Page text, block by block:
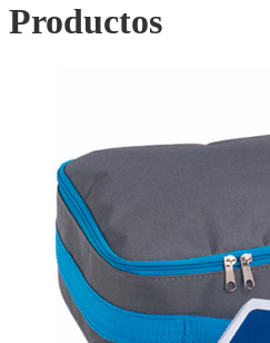
Productos